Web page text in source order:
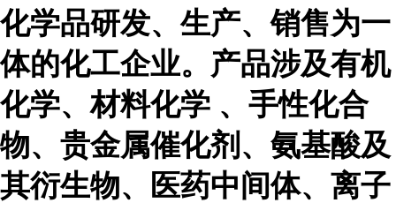
化学品研发、生产、销售为一
体的化工企业。产品涉及有机
化学、材料化学 、手性化合
物、贵金属催化剂、氨基酸及
其衍生物、医药中间体、离子